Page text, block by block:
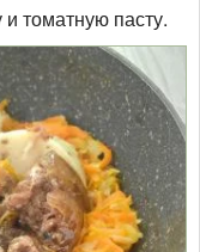
томатную пасту.